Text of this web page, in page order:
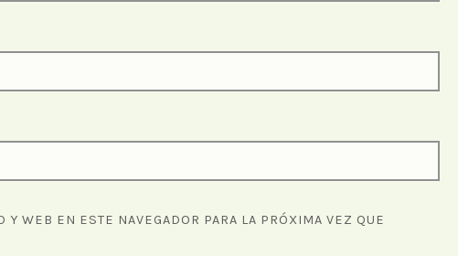
WEB EN ESTE NAVEGADOR PARA LA PRÓXIMA VEZ QUE